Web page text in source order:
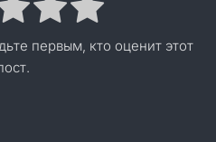
первым, кто оценит этот